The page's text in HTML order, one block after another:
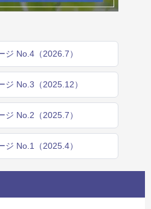
ジ No.4（2026.7）
ジ No.3（2025.12）
ジ No.2（2025.7）
ジ No.1（2025.4）